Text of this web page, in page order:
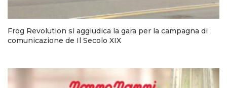
Frog Revolution si aggiudica la gara per la campagna di
comunicazione de Il Secolo XIX